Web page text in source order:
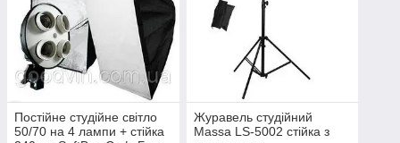
Постійне студійне світло
50/70 на 4 лампи + стійка
Журавель студійний
Massa LS-5002 стійка з